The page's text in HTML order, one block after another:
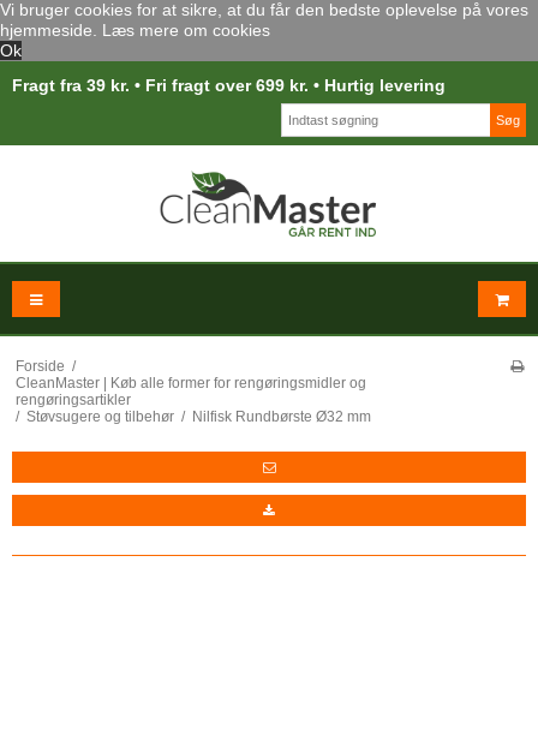
Vi bruger cookies for at sikre, at du får den bedste oplevelse på vores
hjemmeside. Læs mere om cookies
Ok
Fragt fra 39 kr. • Fri fragt over 699 kr. • Hurtig levering
Søg
Forside /
CleanMaster | Køb alle former for rengøringsmidler og
rengøringsartikler
/ Støvsugere og tilbehør / Nilfisk Rundbørste Ø32 mm